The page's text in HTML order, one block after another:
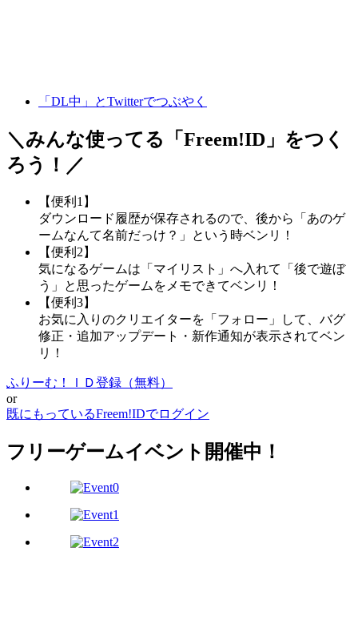
「DL中」とTwitterでつぶやく
＼みんな使ってる「 Freem!ID 」をつく
ろう！／
【便利1】
ダウンロード履歴が保存されるので、後から「あのゲ
ームなんて名前だっけ？」という時ベンリ！
【便利2】
気になるゲームは「マイリスト」へ入れて「後で遊ぼ
う」と思ったゲームをメモできてベンリ！
【便利3】
お気に入りのクリエイターを「フォロー」して、バグ
修正・追加アップデート・新作通知が表示されてベン
リ！
ふりーむ！ＩＤ登録（無料）
or
既にもっているFreem!IDでログイン
フリーゲームイベント開催中！